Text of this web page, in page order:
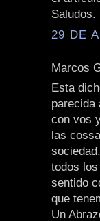
Saludos.
29 DE
Marcos
Esta
parecida
con vos
las
todos
sentido
que
Un